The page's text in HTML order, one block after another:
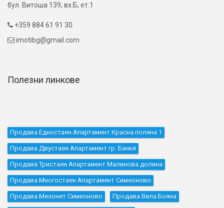
бул. Витоша 139, вх.Б, ет.1
 +359 884 61 91 30
 imotibg@gmail.com
Полезни линкове
Продава Едностаен Апартамент Красна поляна 1
Продава Двустаен Апартамент гр. Банкя
Продава Тристаен Апартамент Малинова долина
Продава Многостаен Апартамент Симеоново
Продава Мезонет Симеоново Продава Вила Бояна